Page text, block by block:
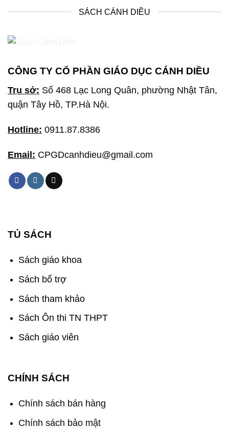
SÁCH CÁNH DIỀU
CÔNG TY CỔ PHẦN GIÁO DỤC CÁNH DIỀU
Trụ sở: Số 468 Lạc Long Quân, phường Nhật Tân,
quận Tây Hồ, TP.Hà Nội.
Hotline: 0911.87.8386
Email: CPGDcanhdieu@gmail.com
TỦ SÁCH
Sách giáo khoa
Sách bổ trợ
Sách tham khảo
Sách Ôn thi TN THPT
Sách giáo viên
CHÍNH SÁCH
Chính sách bán hàng
Chính sách bảo mật